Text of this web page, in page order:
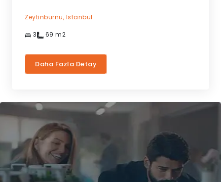
Zeytinburnu, Istanbul
3 69 m2
Daha Fazla Detay